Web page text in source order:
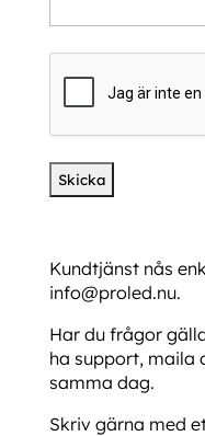
Kundtjänst nås
info@proled.nu.
Har du frågor
ha support, maila
samma dag.
Skriv gärna med